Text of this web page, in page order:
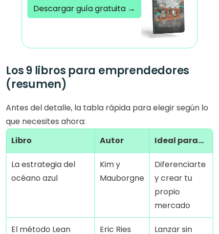
Descargar guía gratuita →
Los 9 libros para emprendedores
(resumen)
Antes del detalle, la tabla rápida para elegir según lo
que necesites ahora:
Libro
Autor Ideal para…
La estrategia del
océano azul
Kim y
Mauborgne
Diferenciarte
y crear tu
propio
mercado
El método Lean
Eric Ries
Lanzar sin